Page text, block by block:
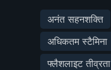
अनंत सहनशक्ति
अधिकतम स्टैमिना
फ्लैशलाइट तीव्रता